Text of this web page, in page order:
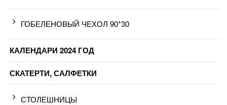
ГОБЕЛЕНОВЫЙ ЧЕХОЛ 90*30
КАЛЕНДАРИ 2024 ГОД
СКАТЕРТИ, САЛФЕТКИ
СТОЛЕШНИЦЫ